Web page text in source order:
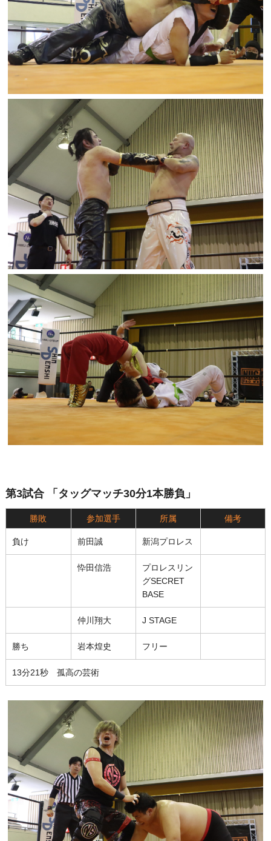
第3試合 「タッグマッチ30分1本勝負」
勝敗 参加選手 所属 備考
負け 前田誠 新潟プロレス
忰田信浩
プロレスリン
グSECRET
BASE
仲川翔大 J STAGE
勝ち 岩本煌史 フリー
13分21秒 孤高の芸術